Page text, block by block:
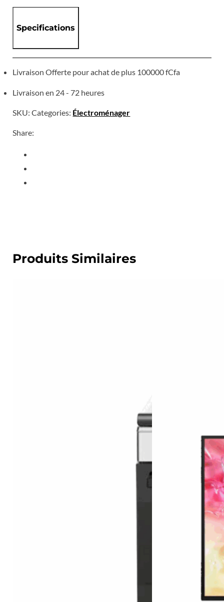
Specifications
Livraison Offerte pour achat de plus 100000 fCfa
Livraison en 24 - 72 heures
SKU:Categories: Électroménager
Share:
Produits Similaires